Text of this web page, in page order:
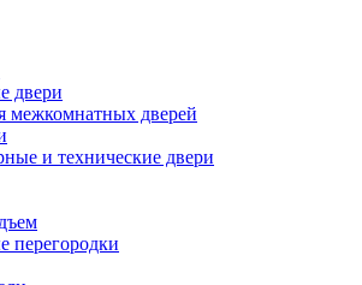
двери
межкомнатных дверей
и технические двери
перегородки